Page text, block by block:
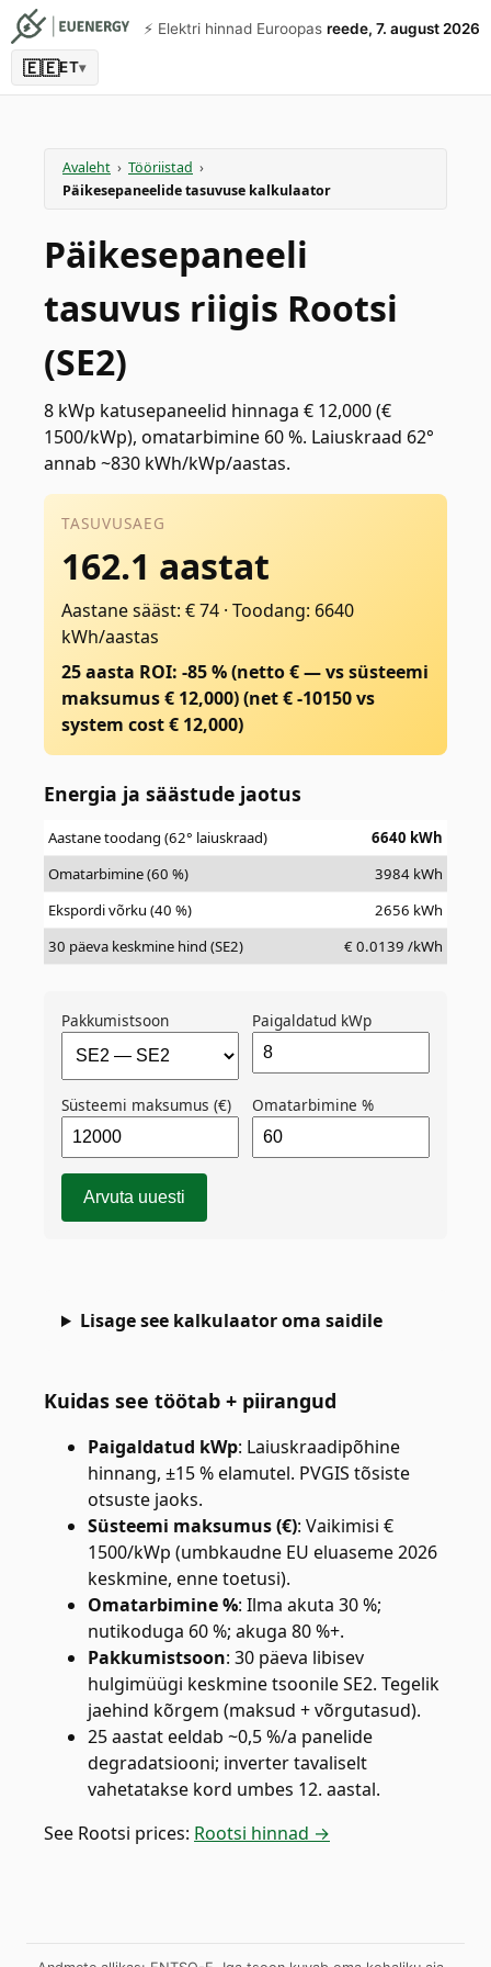
⚡️ Elektri hinnad Euroopas reede, 7. august 2026
🇪🇪ET▾
Avaleht › Tööriistad ›
Päikesepaneelide tasuvuse kalkulaator
Päikesepaneeli
tasuvus riigis Rootsi
(SE2)
8 kWp katusepaneelid hinnaga € 12,000 (€
1500/kWp), omatarbimine 60 %. Laiuskraad 62°
annab ~830 kWh/kWp/aastas.
TASUVUSAEG
162.1 aastat
Aastane sääst: € 74 · Toodang: 6640
kWh/aastas
25 aasta ROI: -85 % (netto € — vs süsteemi
maksumus € 12,000)(net €-10150vs
system cost € 12,000)
Energia ja säästude jaotus
Aastane toodang (62° laiuskraad) 6640 kWh
Omatarbimine (60 %)
3984 kWh
Ekspordi võrku (40 %)
2656 kWh
30 päeva keskmine hind (SE2)
€ 0.0139 /kWh
Pakkumistsoon Paigaldatud kWp
Süsteemi maksumus (€) Omatarbimine %
Arvuta uuesti
Lisage see kalkulaator oma saidile
Kuidas see töötab + piirangud
Paigaldatud kWp: Laiuskraadipõhine
hinnang, ±15 % elamutel. PVGIS tõsiste
otsuste jaoks.
Süsteemi maksumus (€): Vaikimisi €
1500/kWp (umbkaudne EU eluaseme 2026
keskmine, enne toetusi).
Omatarbimine %: Ilma akuta 30 %;
nutikoduga 60 %; akuga 80 %+.
Pakkumistsoon: 30 päeva libisev
hulgimüügi keskmine tsoonile SE2. Tegelik
jaehind kõrgem (maksud + võrgutasud).
25 aastat eeldab ~0,5 %/a panelide
degradatsiooni; inverter tavaliselt
vahetatakse kord umbes 12. aastal.
See Rootsi prices: Rootsi hinnad →